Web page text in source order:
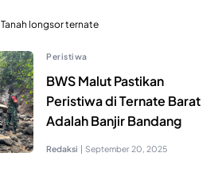
Tanah longsor ternate
Peristiwa
BWS Malut Pastikan
Peristiwa di Ternate Barat
Adalah Banjir Bandang
Redaksi | September 20, 2025